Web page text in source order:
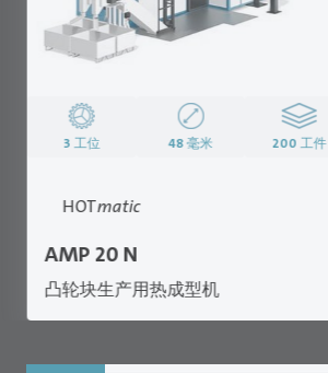
3工位 48毫米 200工件
HOTmatic
AMP 20 N
凸轮块生产用热成型机